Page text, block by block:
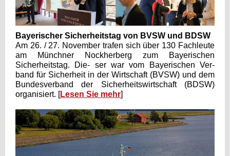
Bayerischer Sicherheitstag von BVSW und BDSW
Am 26. / 27. November trafen sich über 130 Fachleute
am Münchner Nockherberg zum Bayerischen
Sicherheitstag. Die- ser war vom Bayerischen Ver-
band für Sicherheit in der Wirtschaft (BVSW) und dem
Bundesverband der Sicherheitswirtschaft (BDSW)
organisiert. [Lesen Sie mehr]